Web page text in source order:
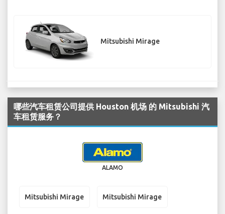
Mitsubishi Mirage
哪些汽车租赁公司提供 Houston 机场 的 Mitsubishi 汽
车租赁服务？
ALAMO
Mitsubishi Mirage Mitsubishi Mirage